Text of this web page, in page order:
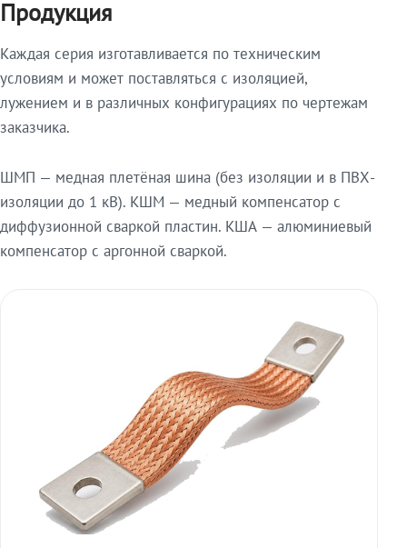
Продукция
Каждая серия изготавливается по техническим
условиям и может поставляться с изоляцией,
лужением и в различных конфигурациях по чертежам
заказчика.
ШМП — медная плетёная шина (без изоляции и в ПВХ-
изоляции до 1 кВ). КШМ — медный компенсатор с
диффузионной сваркой пластин. КША — алюминиевый
компенсатор с аргонной сваркой.